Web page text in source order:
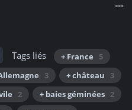
Tags liés + France
5
3 + château
3
2 + baies géminées 2